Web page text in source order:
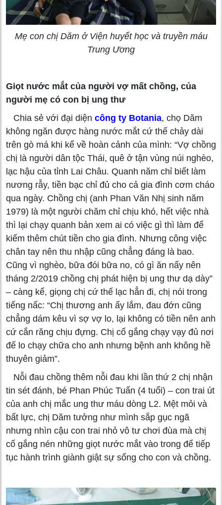
Mẹ con chị Dăm ở Viện huyết học và truyền máu
Trung Ương
Giọt nước mắt của người vợ mất chồng, của
người mẹ có con bị ung thư
Chia sẻ với đại diện công ty Botania, chọ Dăm
không ngăn được hàng nước mắt cứ thế chảy dài
trên gò má khi kể về hoàn cảnh của mình: “Vợ chồng
chị là người dân tộc Thái, quê ở tận vùng núi nghèo,
lạc hậu của tỉnh Lai Châu. Quanh năm chỉ biết làm
nương rẫy, tiền bạc chỉ đủ cho cả gia đình cơm cháo
qua ngày. Chồng chị (anh Phan Văn Nhị sinh năm
1979) là một người chăm chỉ chịu khó, hết việc nhà
thì lại chạy quanh bản xem ai có việc gì thì làm để
kiếm thêm chút tiền cho gia đình. Nhưng công việc
chân tay nên thu nhập cũng chẳng đáng là bao.
Cũng vì nghèo, bữa đói bữa no, có gì ăn nấy nên
tháng 2/2019 chồng chị phát hiện bị ung thư dạ dày”
– càng kể, giọng chị cứ thế lạc hẳn đi, chị nói trong
tiếng nấc: “Chị thương anh ấy lắm, đau đớn cũng
chẳng dám kêu vì sợ vợ lo, lại không có tiền nên anh
cứ cắn răng chịu đựng. Chị cố gắng chạy vạy đủ nơi
để lo chạy chữa cho anh nhưng bệnh anh không hề
thuyên giảm”.
Nỗi đau chồng thêm nỗi đau khi lần thứ 2 chị nhận
tin sét đánh, bé Phan Phúc Tuấn (4 tuổi) – con trai út
của anh chị mắc ung thư máu dòng L2. Mệt mỏi và
bất lực, chị Dăm tưởng như mình sắp gục ngã
nhưng nhìn cậu con trai nhỏ vô tư chơi đùa mà chị
cố gắng nén những giọt nước mắt vào trong để tiếp
tục hành trình giành giật sự sống cho con và chồng.